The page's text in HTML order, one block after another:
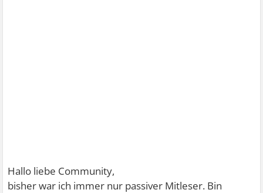
Hallo liebe Community,
bisher war ich immer nur passiver Mitleser. Bin